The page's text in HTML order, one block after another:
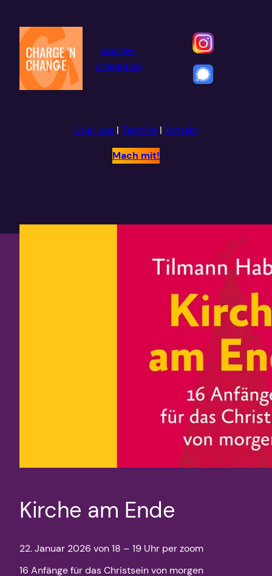
Inhalt
springen
charge-
change.de
Über uns | Termine | Kontakt
Mach mit!
Kirche am Ende
22. Januar 2026 von 18 – 19 Uhr per zoom
16 Anfänge für das Christsein von morgen